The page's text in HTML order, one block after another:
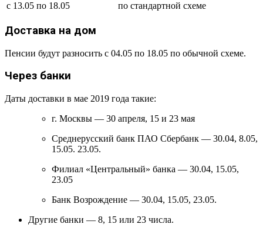
с 13.05 по 18.05 по стандартной схеме
Доставка на дом
Пенсии будут разносить с 04.05 по 18.05 по обычной схеме.
Через банки
Даты доставки в мае 2019 года такие:
г. Москвы — 30 апреля, 15 и 23 мая
Среднерусский банк ПАО Сбербанк — 30.04, 8.05,
15.05. 23.05.
Филиал «Центральный» банка — 30.04, 15.05,
23.05
Банк Возрождение — 30.04, 15.05, 23.05.
Другие банки — 8, 15 или 23 числа.